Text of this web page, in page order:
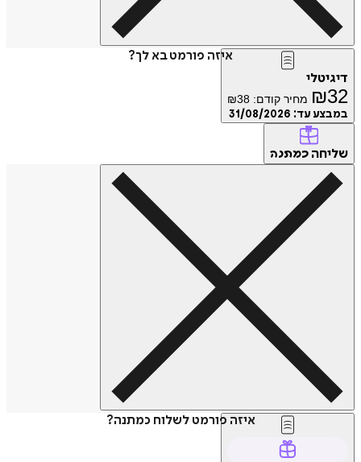
איזה פורמט בא לך?
דיגיטלי
₪32 מחיר קודם: ₪38
במבצע עד: 31/08/2026
שליחה כמתנה
איזה פורמט לשלוח כמתנה?